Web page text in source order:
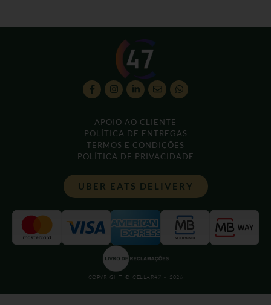
APOIO AO CLIENTE
POLÍTICA DE ENTREGAS
TERMOS E CONDIÇÕES
POLÍTICA DE PRIVACIDADE
UBER EATS DELIVERY
COPYRIGHT © CELLAR47 - 2026